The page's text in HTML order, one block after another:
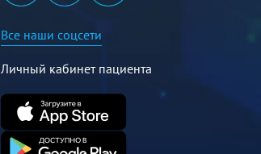
Все наши соцсети
Личный кабинет пациента